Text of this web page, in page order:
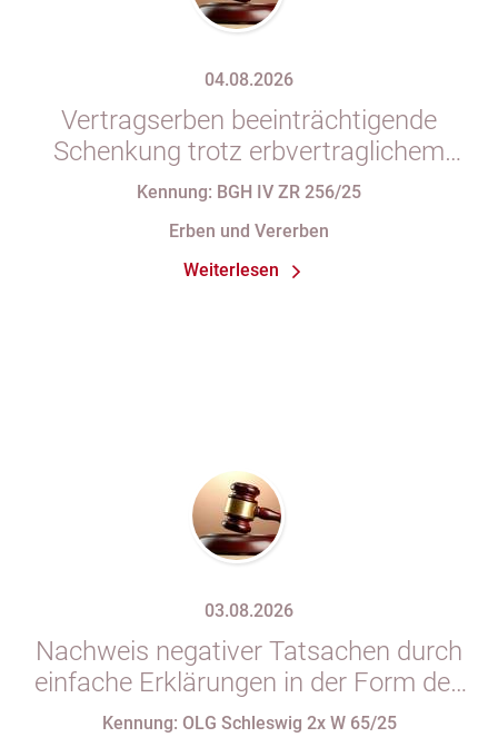
04.08.2026
Vertragserben beeinträchtigende
Schenkung trotz erbvertraglichem
Rücktrittsvorbehalt
Kennung: BGH IV ZR 256/25
Erben und Vererben
Weiterlesen
03.08.2026
Nachweis negativer Tatsachen durch
einfache Erklärungen in der Form des
§ 29 GBO (hier: Nichtgeltendmachung
Kennung: OLG Schleswig 2x W 65/25